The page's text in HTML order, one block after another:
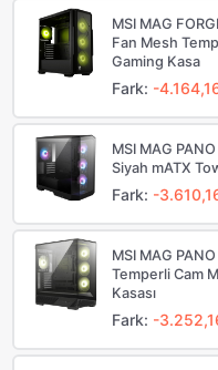
MSI MAG
Fan Mesh
Gaming Kasa
Fark: -
MSI MAG
Siyah mATX
Fark: -
MSI MAG
Temperli Cam
Kasası
Fark: -